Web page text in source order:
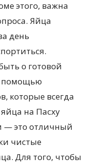
этого, важна
Яйца
день
о готовой
помощью
которые всегда
на Пасху
— это отличный
чистые
Для того, чтобы